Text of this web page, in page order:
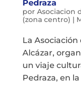
Pedraza
por Asociacion
(zona centro) |
La
Alcázar,
un viaje
Pedraza, en